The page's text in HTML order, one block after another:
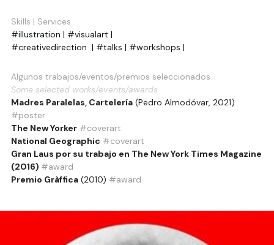
Skills | Services
#illustration | #visualart |
#creativedirection  | #talks | #workshops |
Algunos trabajos/eventos/premios seleccionados
Some selected works/events/awards
Madres Paralelas, Cartelería
#poster
The New Yorker #coverart
National Geographic #coverart
Gran Laus por su trabajo en The New York Times Magazine
(2016) #award
Premio Gràffica (2010) #award